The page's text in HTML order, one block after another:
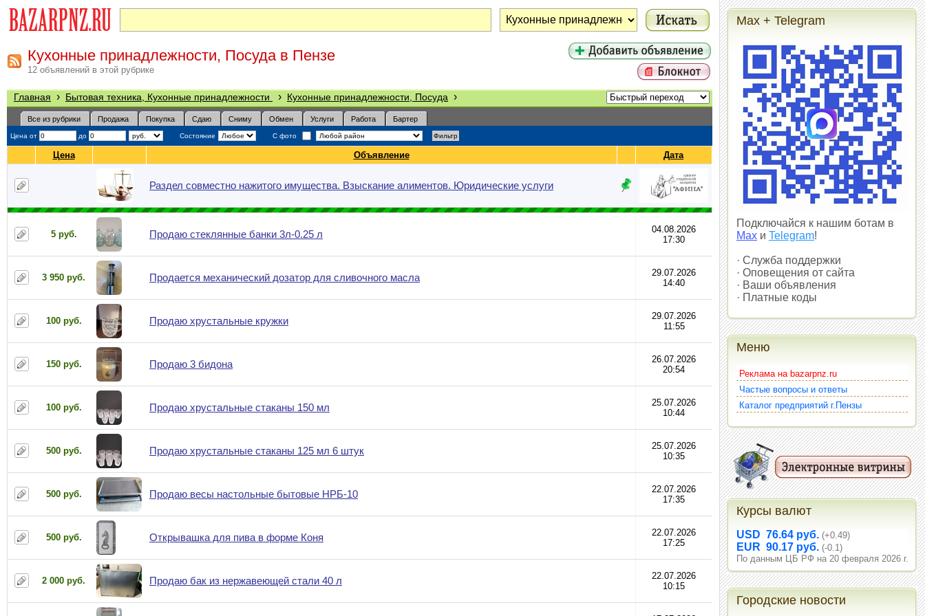
Кухонные принадлежности, Посуда в Пензе
12 объявлений в этой рубрике
Главная › Бытовая техника, Кухонные принадлежности › Кухонные принадлежности, Посуда ›
Все из рубрики Продажа Покупка Сдаю Сниму Обмен Услуги Работа Бартер
Цена от до Состояние С фото
Цена Объявление Дата
Раздел совместно нажитого имущества. Взыскание алиментов. Юридические услуги
5 руб. Продаю стеклянные банки 3л-0.25 л
04.08.2026
17:30
3 950 руб. Продается механический дозатор для сливочного масла
29.07.2026
14:40
100 руб. Продаю хрустальные кружки
29.07.2026
11:55
150 руб. Продаю 3 бидона
26.07.2026
20:54
100 руб. Продаю хрустальные стаканы 150 мл
25.07.2026
10:44
500 руб. Продаю хрустальные стаканы 125 мл 6 штук
25.07.2026
10:35
500 руб. Продаю весы настольные бытовые НРБ-10
22.07.2026
17:35
500 руб. Открывашка для пива в форме Коня
22.07.2026
17:25
2 000 руб. Продаю бак из нержавеющей стали 40 л
22.07.2026
10:15
Max + Telegram
Подключайся к нашим ботам в
Max и Telegram!
· Служба поддержки
· Оповещения от сайта
· Ваши объявления
· Платные коды
Меню
Реклама на bazarpnz.ru
Частые вопросы и ответы
Каталог предприятий г.Пензы
Курсы валют
USD 76.64 руб. (+0.49)
EUR 90.17 руб. (-0.1)
По данным ЦБ РФ на 20 февраля 2026 г.
Городские новости